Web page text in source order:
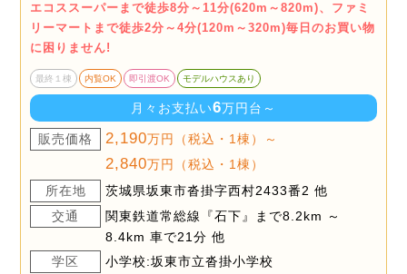
エコススーパーまで徒歩8分～11分(620m～820m)、ファミ
リーマートまで徒歩2分～4分(120m～320m)毎日のお買い物
に困りません!
最終１棟 内覧OK 即引渡OK モデルハウスあり
月々お支払い6万円台～
販売価格 2,190万円（税込・1棟）～
2,840万円（税込・1棟）
所在地
茨城県坂東市沓掛字西村2433番2 他
交通
関東鉄道常総線『石下』まで8.2km ～
8.4km 車で21分 他
学区
小学校:坂東市立沓掛小学校